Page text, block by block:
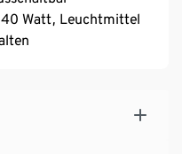
Watt, Leuchtmittel